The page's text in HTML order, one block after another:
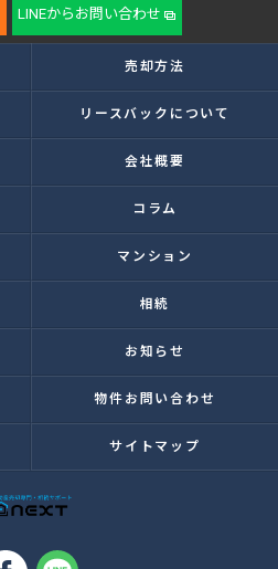
LINEからお問い合わせ
売却方法
リースバックについて
会社概要
コラム
マンション
相続
お知らせ
物件お問い合わせ
サイトマップ